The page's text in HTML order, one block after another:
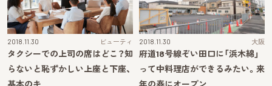
2018.11.30 ビューティ
タクシーでの上司の席はどこ？知
らないと恥ずかしい上座と下座、
2018.11.30 大阪
府道18号線ぞい田口に「浜木綿」
って中料理店ができるみたい。来